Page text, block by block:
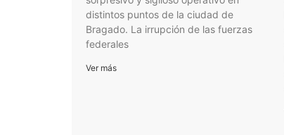
distintos puntos de la ciudad de
Bragado. La irrupción de las fuerzas
federales
Ver más